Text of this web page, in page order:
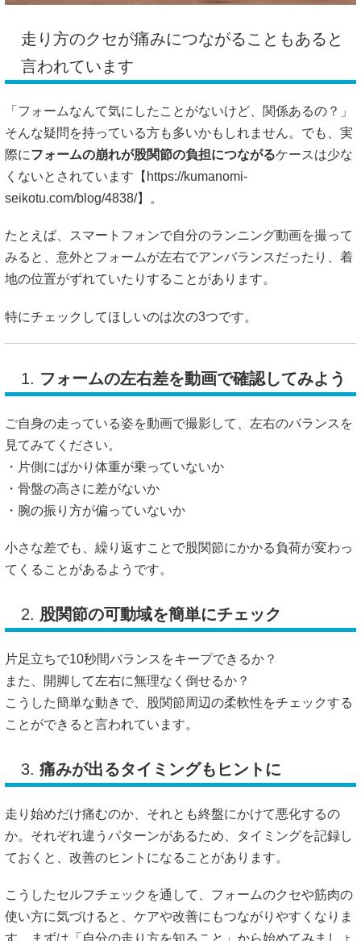
走り方のクセが痛みにつながることもあると
言われています
「フォームなんて気にしたことがないけど、関係あるの？」
そんな疑問を持っている方も多いかもしれません。でも、実
際にフォームの崩れが股関節の負担につながるケースは少な
くないとされています【 https://kumanomi-
seikotu.com/blog/4838/】。
たとえば、スマートフォンで自分のランニング動画を撮って
みると、意外とフォームが左右でアンバランスだったり、着
地の位置がずれていたりすることがあります。
特にチェックしてほしいのは次の3つです。
1. フォームの左右差を動画で確認してみよう
ご自身の走っている姿を動画で撮影して、左右のバランスを
見てみてください。
・片側にばかり体重が乗っていないか
・骨盤の高さに差がないか
・腕の振り方が偏っていないか
小さな差でも、繰り返すことで股関節にかかる負荷が変わっ
てくることがあるようです。
2. 股関節の可動域を簡単にチェック
片足立ちで10秒間バランスをキープできるか？
また、開脚して左右に無理なく倒せるか？
こうした簡単な動きで、股関節周辺の柔軟性をチェックする
ことができると言われています。
3. 痛みが出るタイミングもヒントに
走り始めだけ痛むのか、それとも終盤にかけて悪化するの
か。それぞれ違うパターンがあるため、タイミングを記録し
ておくと、改善のヒントになることがあります。
こうしたセルフチェックを通して、フォームのクセや筋肉の
使い方に気づけると、ケアや改善にもつながりやすくなりま